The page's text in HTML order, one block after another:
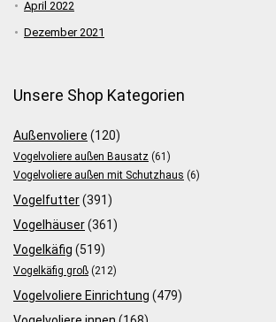
April 2022
Dezember 2021
Unsere Shop Kategorien
Außenvoliere (120)
Vogelvoliere außen Bausatz (61)
Vogelvoliere außen mit Schutzhaus (6)
Vogelfutter(391)
Vogelhäuser(361)
Vogelkäfig (519)
Vogelkäfig groß (212)
Vogelvoliere Einrichtung (479)